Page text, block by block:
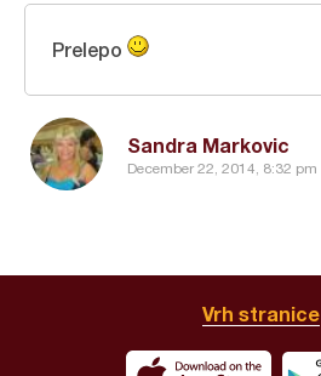
Sandra Markovic
December 22, 2014, 8:32 pm
Prelepo
Vrh stranice